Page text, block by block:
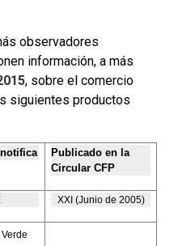
observadores
información, a más
, sobre el comercio
siguientes productos
Publicado en la
Circular CFP
XXI (Junio de 2005)